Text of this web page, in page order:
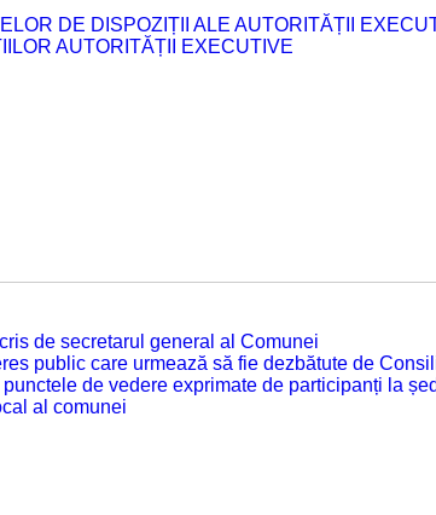
DE DISPOZIȚII ALE AUTORITĂȚII
AUTORITĂȚII EXECUTIVE
de secretarul general al Comunei
public care urmează să fie dezbătute de
de vedere exprimate de participanți la
al comunei